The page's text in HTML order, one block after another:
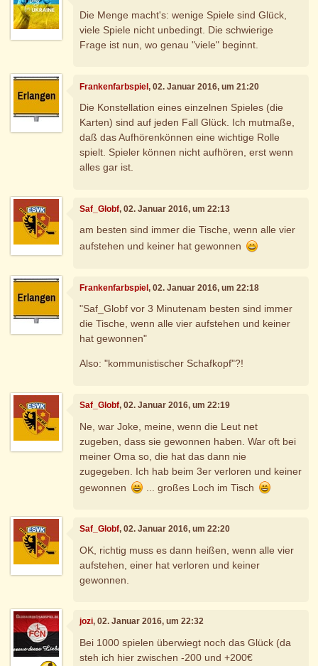
Die Menge macht's: wenige Spiele sind Glück,
viele Spiele nicht unbedingt. Die schwierige
Frage ist nun, wo genau "viele" beginnt.
Frankenfarbspiel, 02. Januar 2016, um 21:20
Die Konstellation eines einzelnen Spieles (die
Karten) sind auf jeden Fall Glück. Ich mutmaße,
daß das Aufhörenkönnen eine wichtige Rolle
spielt. Spieler können nicht aufhören, erst wenn
alles gar ist.
Saf_Globf, 02. Januar 2016, um 22:13
am besten sind immer die Tische, wenn alle vier
aufstehen und keiner hat gewonnen
Frankenfarbspiel, 02. Januar 2016, um 22:18
"Saf_Globf vor 3 Minutenam besten sind immer
die Tische, wenn alle vier aufstehen und keiner
hat gewonnen"
Also: "kommunistischer Schafkopf"?!
Saf_Globf, 02. Januar 2016, um 22:19
Ne, war Joke, meine, wenn die Leut net
zugeben, dass sie gewonnen haben. War oft bei
meiner Oma so, die hat das dann nie
zugegeben. Ich hab beim 3er verloren und keiner
gewonnen
... großes Loch im Tisch
Saf_Globf, 02. Januar 2016, um 22:20
OK, richtig muss es dann heißen, wenn alle vier
aufstehen, einer hat verloren und keiner
gewonnen.
jozi, 02. Januar 2016, um 22:32
Bei 1000 spielen überwiegt noch das Glück (da
steh ich hier zwischen -200 und +200€